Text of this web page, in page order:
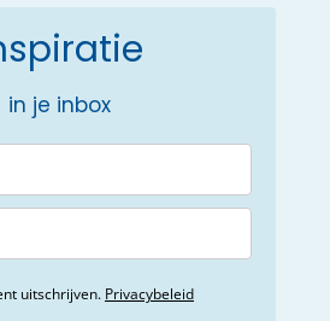
in je inbox
uitschrijven. Privacybeleid